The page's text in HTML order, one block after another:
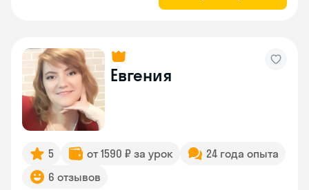
Евгения
5 от 1590 ₽ за урок
24 года опыта
6 отзывов